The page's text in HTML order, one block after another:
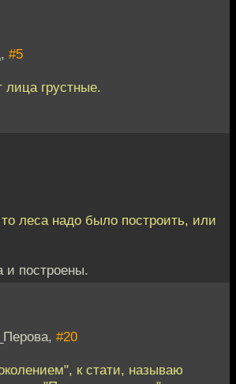
#5
лица грустные.
леса надо было построить, или
и построены.
#20
к стати, называю